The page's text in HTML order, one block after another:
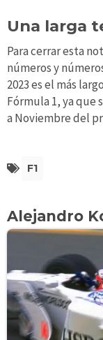
Una larga
Para cerrar esta
números y
2023 es el más
Fórmula 1, ya que
a Noviembre del
F1
Alejandro